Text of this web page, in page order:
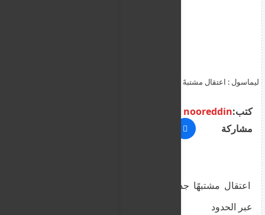
كتب:nooreddin
مشاركة
اعتقال مشتبهًا جديدًا في تحقيق حول الاتجار بالبشر
عبر الحدود